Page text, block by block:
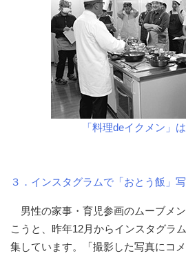
「料理deイクメン」
３．インスタグラムで「おとう飯」
男性の家事・育児参画のムーブメ
こうと、昨年12月からインスタグラ
集しています。「撮影した写真にコ